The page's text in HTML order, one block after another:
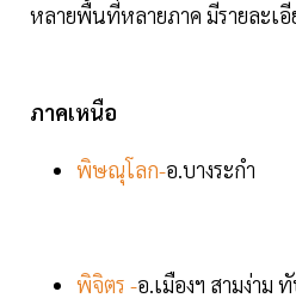
หลายพื้นที่หลายภาค มีรายละเ
ภาคเหนือ
พิษณุโลก-อ.บางระกำ
พิจิตร -อ.เมืองฯ สามง่าม